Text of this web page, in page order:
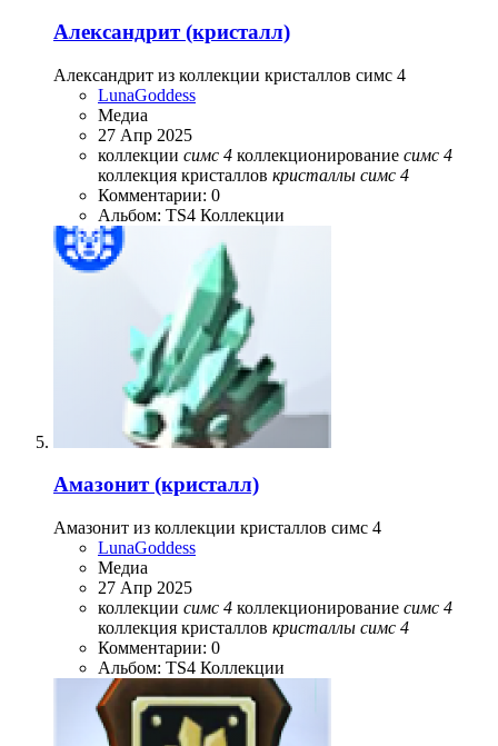
Александрит (кристалл)
Александрит из коллекции кристаллов симс 4
LunaGoddess
Медиа
27 Апр 2025
коллекции симс 4 коллекционирование симс 4
коллекция кристаллов кристаллы симс 4
Комментарии: 0
Альбом: TS4 Коллекции
Амазонит (кристалл)
Амазонит из коллекции кристаллов симс 4
LunaGoddess
Медиа
27 Апр 2025
коллекции симс 4 коллекционирование симс 4
коллекция кристаллов кристаллы симс 4
Комментарии: 0
Альбом: TS4 Коллекции